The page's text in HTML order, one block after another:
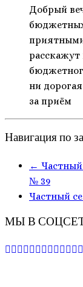
Добрый
приятными
ни
за приём
Навигация по
←
№ 39
Частный
МЫ В